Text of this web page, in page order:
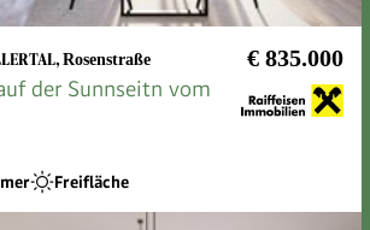
, Rosenstraße € 835.000
der Sunnseitn vom
Freifläche